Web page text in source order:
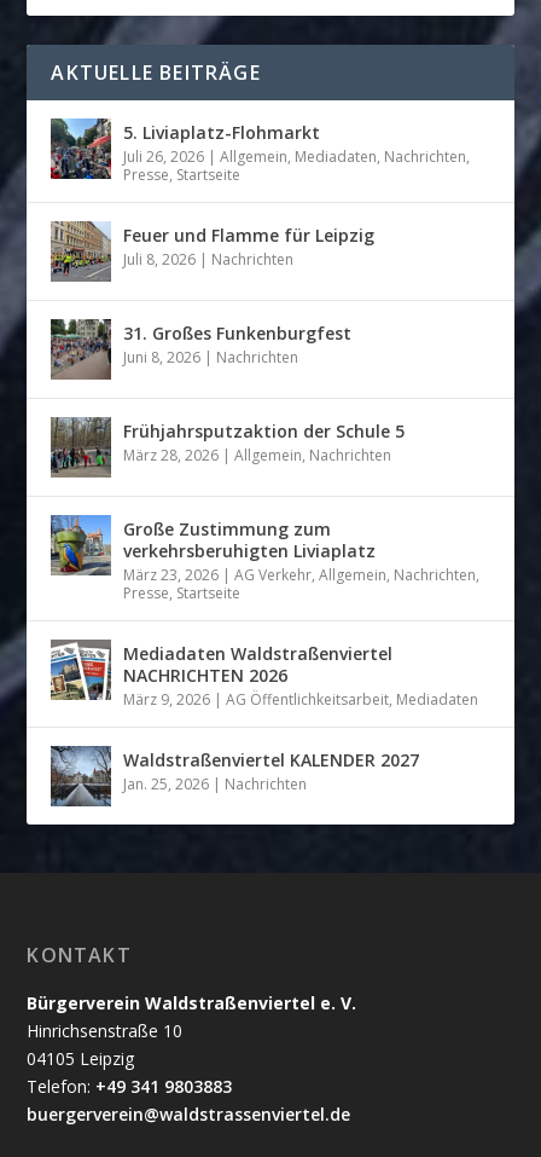
AKTUELLE BEITRÄGE
5. Liviaplatz-Flohmarkt
Juli 26, 2026 |Allgemein, Mediadaten, Nachrichten,
Presse, Startseite
Feuer und Flamme für Leipzig
Juli 8, 2026 | Nachrichten
31. Großes Funkenburgfest
Juni 8, 2026 | Nachrichten
Frühjahrsputzaktion der Schule 5
März 28, 2026 |Allgemein, Nachrichten
Große Zustimmung zum
verkehrsberuhigten Liviaplatz
März 23, 2026 |AG Verkehr,Allgemein, Nachrichten,
Presse, Startseite
Mediadaten Waldstraßenviertel
NACHRICHTEN 2026
März 9, 2026 |AG Öffentlichkeitsarbeit, Mediadaten
Waldstraßenviertel KALENDER 2027
Jan. 25, 2026 | Nachrichten
KONTAKT
Bürgerverein Waldstraßenviertel e. V.
Hinrichsenstraße 10
04105 Leipzig
Telefon: +49 341 9803883
buergerverein@waldstrassenviertel.de